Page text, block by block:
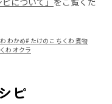
わかめ# たけのこ ちくわ 煮物
わ オクラ
ピ